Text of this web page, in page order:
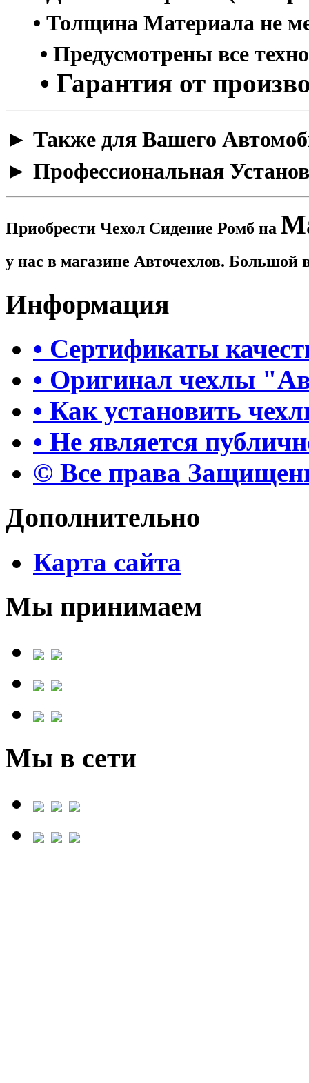
• Толщина Материала не
• Предусмотрены все
• Гарантия от
​► Также для Вашего
► Профессиональная
Приобрести Чехол Сидение Ромб на
у нас в магазине Авточехлов.
Информация
• Сертификаты
• Оригинал чехлы
• Как установить
• Не является
© Все права
Дополнительно
Карта сайта
Мы принимаем
Мы в сети